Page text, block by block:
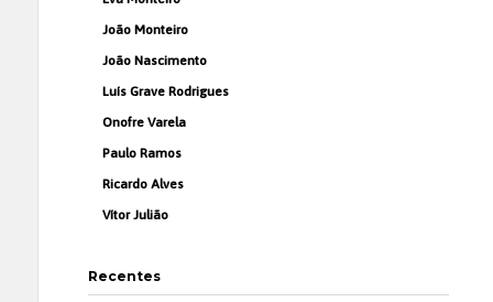
João Monteiro
João Nascimento
Luís Grave Rodrigues
Onofre Varela
Paulo Ramos
Ricardo Alves
Vítor Julião
Recentes